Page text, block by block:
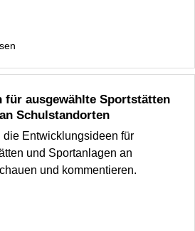
für ausgewählte Sportstätten
Schulstandorten
die Entwicklungsideen für
und Sportanlagen an
und kommentieren.